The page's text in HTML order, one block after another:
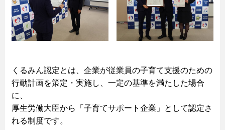
くるみん認定とは、企業が従業員の子育て支援のための
行動計画を策定・実施し、一定の基準を満たした場合
に、
厚生労働大臣から「子育てサポート企業」として認定さ
れる制度です。